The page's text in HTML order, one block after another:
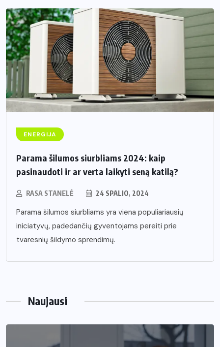
ENERGIJA
Parama šilumos siurbliams 2024: kaip
pasinaudoti ir ar verta laikyti seną katilą?
RASA STANELĖ 24 SPALIO, 2024
Parama šilumos siurbliams yra viena populiariausių
iniciatyvų, padedančių gyventojams pereiti prie
tvaresnių šildymo sprendimų.
Naujausi